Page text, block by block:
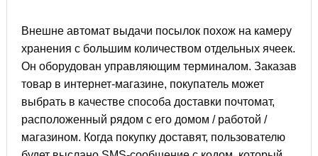
Внешне автомат выдачи посылок похож на камеру
хранения с большим количеством отдельных ячеек.
Он оборудован управляющим терминалом. Заказав
товар в интернет-магазине, покупатель может
выбрать в качестве способа доставки почтомат,
расположенный рядом с его домом / работой /
магазином. Когда покупку доставят, пользователю